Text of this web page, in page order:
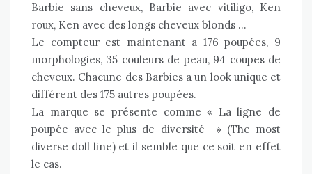
Barbie sans cheveux, Barbie avec vitiligo, Ken
roux, Ken avec des longs cheveux blonds …
Le compteur est maintenant a 176 poupées, 9
morphologies, 35 couleurs de peau, 94 coupes de
cheveux. Chacune des Barbies a un look unique et
différent des 175 autres poupées.
La marque se présente comme« La ligne de
poupée avec le plus de diversité » (The most
diverse doll line)et il semble que ce soit en effet
le cas.